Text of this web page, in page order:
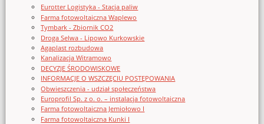
Eurotter Logistyka - Stacja paliw
Farma fotowoltaiczna Waplewo
Tymbark - Zbiornik CO2
Droga Selwa - Lipowo Kurkowskie
Agaplast rozbudowa
Kanalizacja Witramowo
DECYZJE ŚRODOWISKOWE
INFORMACJE O WSZCZĘCIU POSTĘPOWANIA
Obwieszczenia - udział społeczeństwa
Europrofil Sp. z o. o. – instalacja fotowoltaiczna
Farma fotowoltaiczna Jemiołowo I
Farma fotowoltaiczna Kunki I